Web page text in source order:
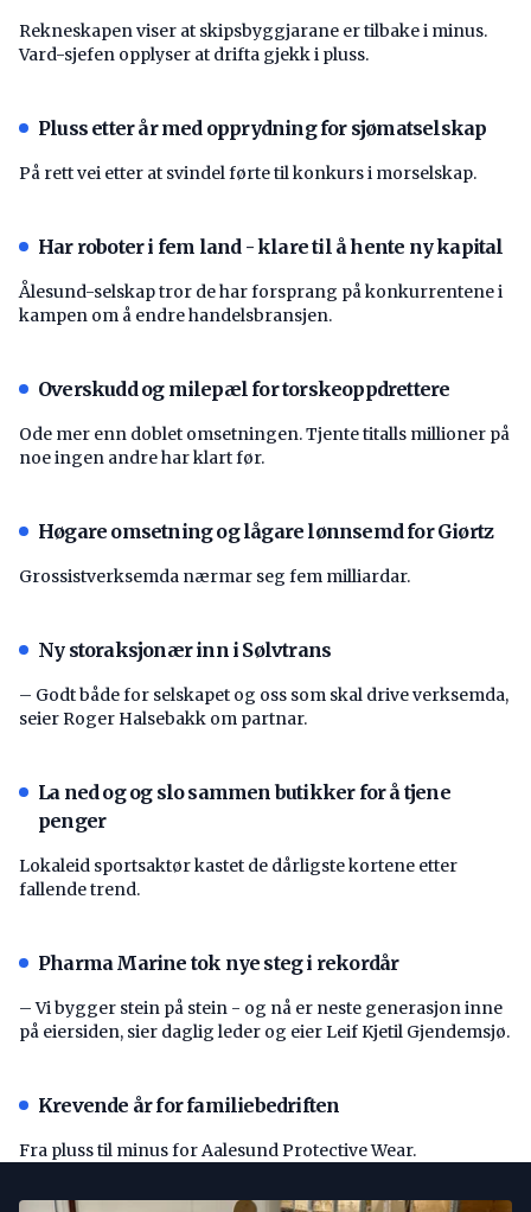
Rekneskapen viser at skipsbyggjarane er tilbake i minus.
Vard-sjefen opplyser at drifta gjekk i pluss.
Pluss etter år med opprydning for sjømatselskap
På rett vei etter at svindel førte til konkurs i morselskap.
Har roboter i fem land - klare til å hente ny kapital
Ålesund-selskap tror de har forsprang på konkurrentene i
kampen om å endre handelsbransjen.
Overskudd og milepæl for torskeoppdrettere
Ode mer enn doblet omsetningen. Tjente titalls millioner på
noe ingen andre har klart før.
Høgare omsetning og lågare lønnsemd for Giørtz
Grossistverksemda nærmar seg fem milliardar.
Ny storaksjonær inn i Sølvtrans
– Godt både for selskapet og oss som skal drive verksemda,
seier Roger Halsebakk om partnar.
La ned og og slo sammen butikker for å tjene
penger
Lokaleid sportsaktør kastet de dårligste kortene etter
fallende trend.
Pharma Marine tok nye steg i rekordår
– Vi bygger stein på stein - og nå er neste generasjon inne
på eiersiden, sier daglig leder og eier Leif Kjetil Gjendemsjø.
Krevende år for familiebedriften
Fra pluss til minus for Aalesund Protective Wear.